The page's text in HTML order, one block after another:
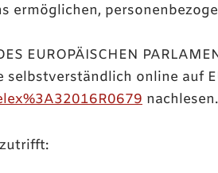
ermöglichen,
EUROPÄISCHEN
online auf
nachlesen.